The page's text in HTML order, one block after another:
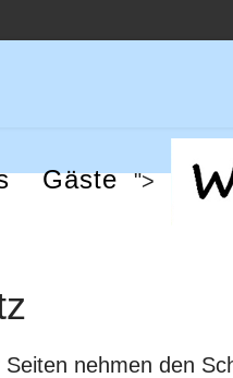
Gäste ">
nehmen den